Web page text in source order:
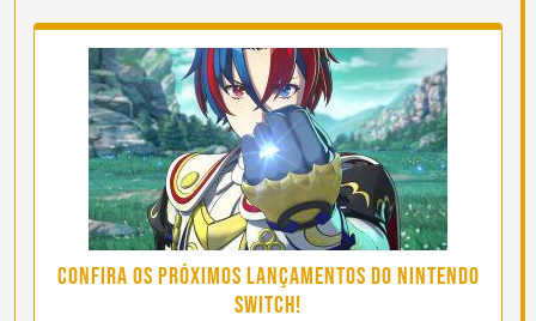
Confira os próximos lançamentos do Nintendo
Switch!